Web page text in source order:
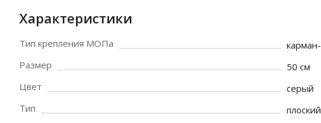
Характеристики
Тип крепления МОПа
Размер
50 см
Цвет
серый
Тип